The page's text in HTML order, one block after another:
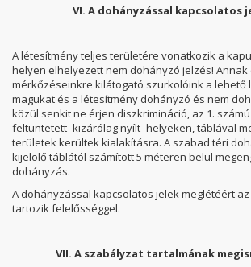
VI. A dohányzással kapcsolatos
A létesítmény teljes területére vonatkozik a
helyen elhelyezett nem dohányzó jelzés!
mérkőzéseinkre kilátogató szurkolóink a lehető
magukat és a létesítmény dohányzó és nem
közül senkit ne érjen diszkrimináció, az 1.
feltüntetett -kizárólag nyílt- helyeken, táblával
területek kerültek kialakításra. A szabad téri
kijelölő táblától számított 5 méteren belül
dohányzás.
A dohányzással kapcsolatos jelek meglétéért
tartozik felelősséggel.
VII. A szabályzat tartalmának